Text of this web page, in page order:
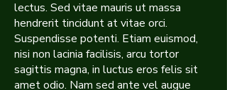
lectus. Sed vitae mauris ut massa
hendrerit tincidunt at vitae orci.
Suspendisse potenti. Etiam euismod,
nisi non lacinia facilisis, arcu tortor
sagittis magna, in luctus eros felis sit
amet odio. Nam sed ante vel augue